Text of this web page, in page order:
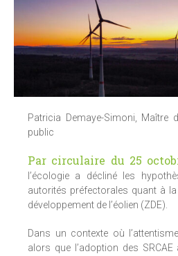
Patricia Demaye-Simoni, Maître
public
Par circulaire du 25
l’écologie a décliné les
autorités préfectorales quant à
développement de l’éolien (ZDE).
Dans un contexte où
alors que l’adoption des